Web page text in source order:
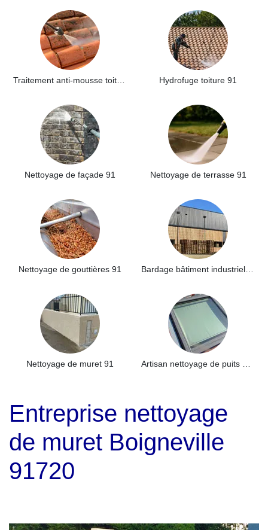
Hydrofuge toiture 91
Nettoyage de façade 91 Nettoyage de terrasse 91
Nettoyage de gouttières 91
Nettoyage de muret 91
Entreprise nettoyage
de muret Boigneville
91720